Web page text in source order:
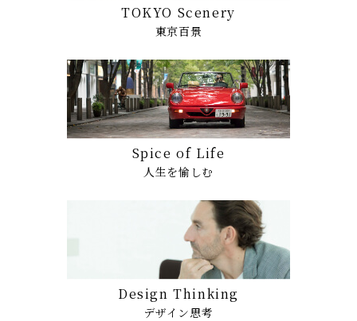
TOKYO Scenery
東京百景
Spice of Life
人生を愉しむ
Design Thinking
デザイン思考